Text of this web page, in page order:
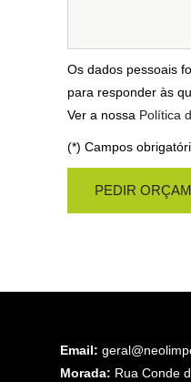
Os dados pessoais
para responder às
Ver a nossa Política
(*) Campos
Email:
Morada: Rua Conde